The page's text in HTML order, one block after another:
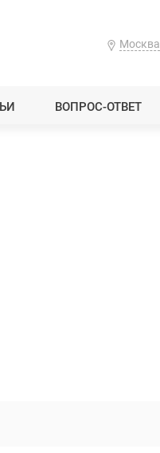
Москва
ВОПРОС-ОТВЕТ